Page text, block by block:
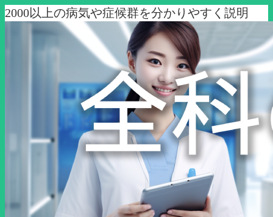
2000以上の病気や症候群を分かりやすく説明